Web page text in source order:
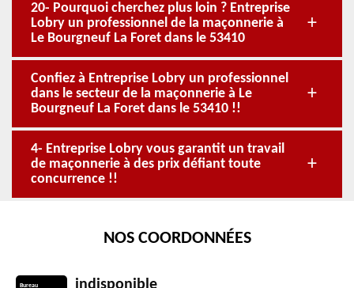
20- Pourquoi cherchez plus loin ? Entreprise
Lobry un professionnel de la maçonnerie à
Le Bourgneuf La Foret dans le 53410
Confiez à Entreprise Lobry un professionnel
dans le secteur de la maçonnerie à Le
Bourgneuf La Foret dans le 53410 !!
4- Entreprise Lobry vous garantit un travail
de maçonnerie à des prix défiant toute
concurrence !!
NOS COORDONNÉES
Bureau indisponible